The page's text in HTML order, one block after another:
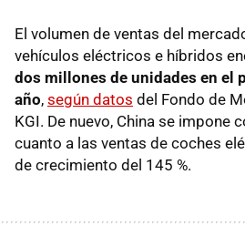
El volumen de ventas del
vehículos eléctricos e híbridos
dos millones de unidades en el
año, según datos del Fondo de
KGI. De nuevo, China se impone
cuanto a las ventas de coches
de crecimiento del 145 %.